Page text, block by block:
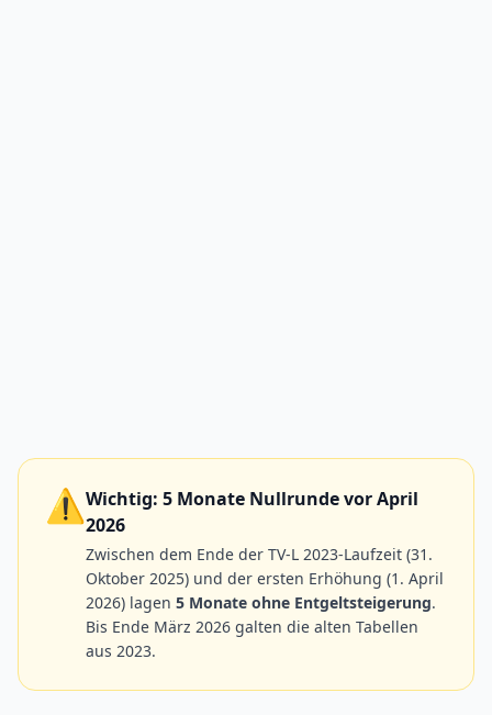
⚠️Wichtig: 5 Monate Nullrunde vor April
2026
Zwischen dem Ende der TV-L 2023-Laufzeit (31.
Oktober 2025) und der ersten Erhöhung (1. April
2026) lagen 5 Monate ohne Entgeltsteigerung.
Bis Ende März 2026 galten die alten Tabellen
aus 2023.